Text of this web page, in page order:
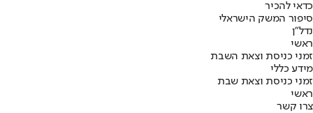
כדאי להכיר
סיפור המשק הישראלי
נדל"ן
ראשי
זמני כניסת וצאת השבת
מידע כללי
זמני כניסת וצאת שבת
ראשי
צרו קשר